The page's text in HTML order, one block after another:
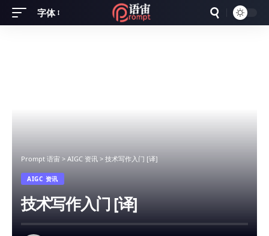
Font
字体
Prompt 语宙 > AIGC 资讯 > 技术写作入门 [译]
AIGC 资讯
技术写作入门 [译]